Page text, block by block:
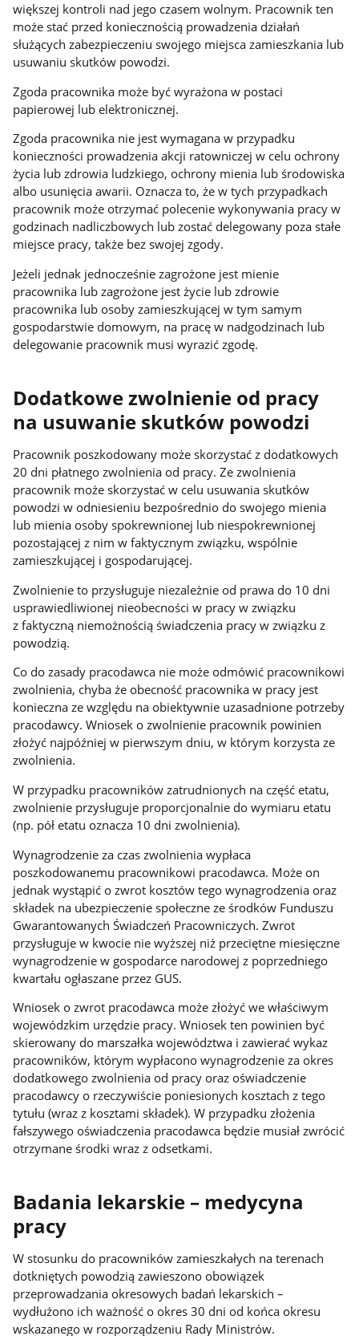
większej kontroli nad jego czasem wolnym. Pracownik ten
może stać przed koniecznością prowadzenia działań
służących zabezpieczeniu swojego miejsca zamieszkania lub
usuwaniu skutków powodzi.
Zgoda pracownika może być wyrażona w postaci
papierowej lub elektronicznej.
Zgoda pracownika nie jest wymagana w przypadku
konieczności prowadzenia akcji ratowniczej w celu ochrony
życia lub zdrowia ludzkiego, ochrony mienia lub środowiska
albo usunięcia awarii. Oznacza to, że w tych przypadkach
pracownik może otrzymać polecenie wykonywania pracy w
godzinach nadliczbowych lub zostać delegowany poza stałe
miejsce pracy, także bez swojej zgody.
Jeżeli jednak jednocześnie zagrożone jest mienie
pracownika lub zagrożone jest życie lub zdrowie
pracownika lub osoby zamieszkującej w tym samym
gospodarstwie domowym, na pracę w nadgodzinach lub
delegowanie pracownik musi wyrazić zgodę.
Dodatkowe zwolnienie od pracy
na usuwanie skutków powodzi
Pracownik poszkodowany może skorzystać z dodatkowych
20 dni płatnego zwolnienia od pracy. Ze zwolnienia
pracownik może skorzystać w celu usuwania skutków
powodzi w odniesieniu bezpośrednio do swojego mienia
lub mienia osoby spokrewnionej lub niespokrewnionej
pozostającej z nim w faktycznym związku, wspólnie
zamieszkującej i gospodarującej.
Zwolnienie to przysługuje niezależnie od prawa do 10 dni
usprawiedliwionej nieobecności w pracy w związku
z faktyczną niemożnością świadczenia pracy w związku z
powodzią.
Co do zasady pracodawca nie może odmówić pracownikowi
zwolnienia, chyba że obecność pracownika w pracy jest
konieczna ze względu na obiektywnie uzasadnione potrzeby
pracodawcy. Wniosek o zwolnienie pracownik powinien
złożyć najpóźniej w pierwszym dniu, w którym korzysta ze
zwolnienia.
W przypadku pracowników zatrudnionych na część etatu,
zwolnienie przysługuje proporcjonalnie do wymiaru etatu
(np. pół etatu oznacza 10 dni zwolnienia).
Wynagrodzenie za czas zwolnienia wypłaca
poszkodowanemu pracownikowi pracodawca. Może on
jednak wystąpić o zwrot kosztów tego wynagrodzenia oraz
składek na ubezpieczenie społeczne ze środków Funduszu
Gwarantowanych Świadczeń Pracowniczych. Zwrot
przysługuje w kwocie nie wyższej niż przeciętne miesięczne
wynagrodzenie w gospodarce narodowej z poprzedniego
kwartału ogłaszane przez GUS.
Wniosek o zwrot pracodawca może złożyć we właściwym
wojewódzkim urzędzie pracy. Wniosek ten powinien być
skierowany do marszałka województwa i zawierać wykaz
pracowników, którym wypłacono wynagrodzenie za okres
dodatkowego zwolnienia od pracy oraz oświadczenie
pracodawcy o rzeczywiście poniesionych kosztach z tego
tytułu (wraz z kosztami składek). W przypadku złożenia
fałszywego oświadczenia pracodawca będzie musiał zwrócić
otrzymane środki wraz z odsetkami.
Badania lekarskie – medycyna
pracy
W stosunku do pracowników zamieszkałych na terenach
dotkniętych powodzią zawieszono obowiązek
przeprowadzania okresowych badań lekarskich –
wydłużono ich ważność o okres 30 dni od końca okresu
wskazanego w rozporządzeniu Rady Ministrów.